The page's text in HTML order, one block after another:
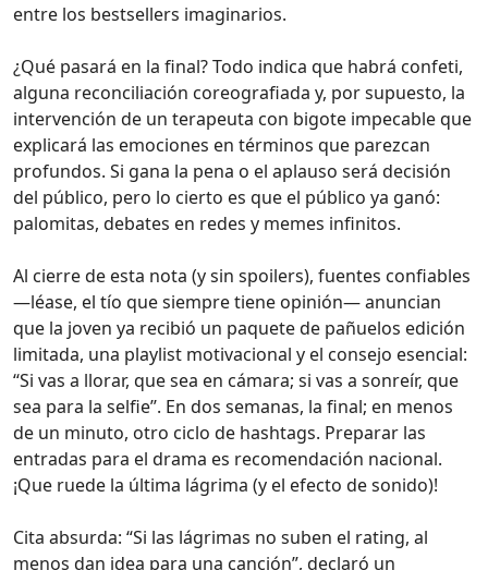
entre los bestsellers imaginarios.
¿Qué pasará en la final? Todo indica que habrá confeti,
alguna reconciliación coreografiada y, por supuesto, la
intervención de un terapeuta con bigote impecable que
explicará las emociones en términos que parezcan
profundos. Si gana la pena o el aplauso será decisión
del público, pero lo cierto es que el público ya ganó:
palomitas, debates en redes y memes infinitos.
Al cierre de esta nota (y sin spoilers), fuentes confiables
—léase, el tío que siempre tiene opinión— anuncian
que la joven ya recibió un paquete de pañuelos edición
limitada, una playlist motivacional y el consejo esencial:
‘‘Si vas a llorar, que sea en cámara; si vas a sonreír, que
sea para la selfie’’. En dos semanas, la final; en menos
de un minuto, otro ciclo de hashtags. Preparar las
entradas para el drama es recomendación nacional.
¡Que ruede la última lágrima (y el efecto de sonido)!
Cita absurda: “Si las lágrimas no suben el rating, al
menos dan idea para una canción”, declaró un